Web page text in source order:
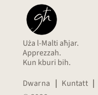
Uża l-Malti aħjar.
Apprezzah.
Kun kburi bih.
Dwarna | Kuntatt |